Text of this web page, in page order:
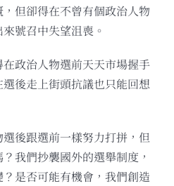
但卻得在不曾有個政治人物
號召中失望沮喪。
政治人物選前天天市場握手
後走上街頭抗議也只能回想
後跟選前一樣努力打拼，但
我們抄襲國外的選舉制度，
是否可能有機會，我們創造